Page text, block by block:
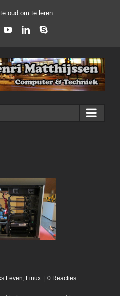
oud om te leren.
YouTubeLinkedInSkype
Leven, Linux 0 Reacties